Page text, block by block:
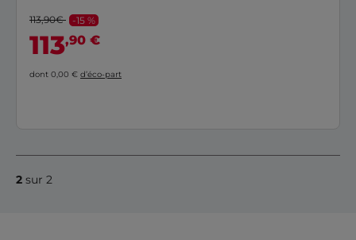
113,90€ -15 %
113,90 €
dont 0,00 € d’éco-part
2 sur 2